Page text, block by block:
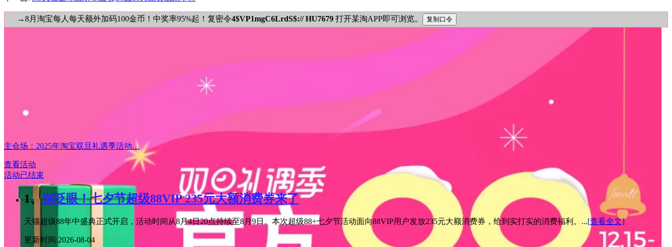
→8月淘宝每人每天额外加码100金币！中奖率95%起！复密令4$VP1mgC6LrdS$:// HU7679 打开某淘APP即可浏览。
主会场：2025年淘宝双旦礼遇季活动…
查看活动
活动已结束
1、别眨眼！七夕节超级88VIP 235元大额消费券来了
天猫超级88年中盛典正式开启，活动时间从8月4日20点持续至8月9日。本次超级88+七夕节活动面向88VIP用户发放235元大额消费券，给到实打实的消费福利。...[查看全文]
更新时间:2026-08-04